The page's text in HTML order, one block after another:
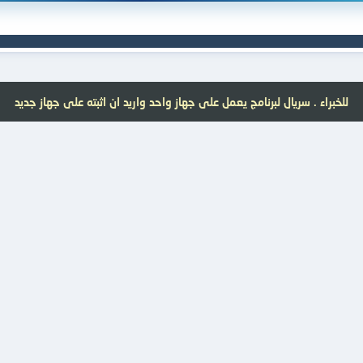
للخبراء . سريال لبرنامج يعمل على جهاز واحد واريد ان اثبته على جهاز جديد